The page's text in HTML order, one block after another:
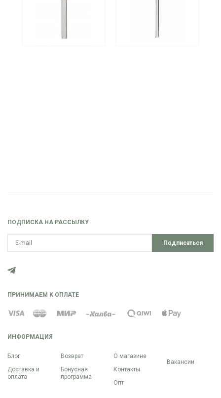
ИНФОРМАЦИЯ
Блог
Доставка и
оплата
Возврат
Бонусная
программа
О магазине
Контакты
Опт
Вакансии
ПОДПИСКА НА РАССЫЛКУ
Подписаться
ПРИНИМАЕМ К ОПЛАТЕ